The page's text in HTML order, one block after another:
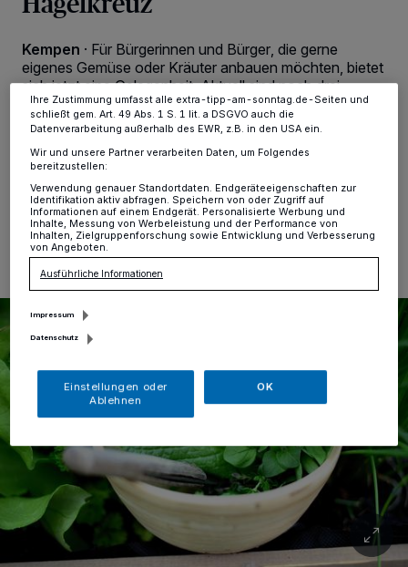
Kempen · Für Bürgerinnen und Bürger, die gerne
eigenes Gemüse oder Kräuter anbauen möchten, bietet
sich jetzt eine Gelegenheit. Aktuell sind noch drei
Hochbeete beim Urban Gardening Projekt im Stadtteil
Hagelkreuz frei, die an engagierte Hobbygärtner
25.05.2026 , 10:49 Uhr Eine Minute Lesezeit
Anzeigen möglicherweise nicht mehr so relevant für Sie. Sie können
dieses Menü jederzeit wieder aufrufen, um Ihre Einstellungen zu
Einstellungen oder Ablehnen am unteren Rand der Webseite klicken.
Ihre Einstellungen gelten innerhalb unseres Website. Weitere
Informationen finden Sie in unserer Datenschutzerklärung.
Ihre Zustimmung umfasst alle extra-tipp-am-sonntag.de-Seiten und
schließt gem. Art. 49 Abs. 1 S. 1 lit. a DSGVO auch die
Datenverarbeitung außerhalb des EWR, z.B. in den USA ein.
Wir und unsere Partner verarbeiten Daten, um Folgendes
bereitzustellen:
Verwendung genauer Standortdaten. Endgeräteeigenschaften zur
Identifikation aktiv abfragen. Speichern von oder Zugriff auf
Informationen auf einem Endgerät. Personalisierte Werbung und
Inhalte, Messung von Werbeleistung und der Performance von
Inhalten, Zielgruppenforschung sowie Entwicklung und Verbesserung
von Angeboten.
Ausführliche Informationen
Impressum
Datenschutz
Einstellungen oder
Ablehnen
OK